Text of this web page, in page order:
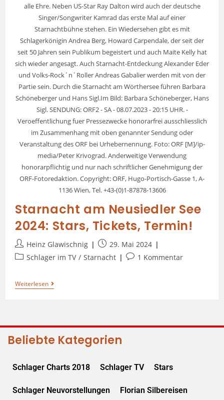
alle Ehre. Neben US-Star Ray Dalton wird auch der deutsche
Singer/Songwriter Kamrad das erste Mal auf einer
Starnachtbühne stehen. Ein Wiedersehen gibt es mit
Schlagerkönigin Andrea Berg, Howard Carpendale, der seit der
seit 50 Jahren sein Publikum begeistert und auch Maite Kelly hat
sich wieder angesagt. Auch Starnacht-Entdeckung Alexander Eder
und Volks-Rock´n´Roller Andreas Gabalier werden mit von der
Partie sein. Durch die Starnacht am Wörthersee führen Barbara
Schöneberger und Hans Sigl.Im Bild: Barbara Schöneberger, Hans
Sigl. SENDUNG: ORF2 - SA - 08.07.2023 - 20:15 UHR. -
Veroeffentlichung fuer Pressezwecke honorarfrei ausschliesslich
im Zusammenhang mit oben genannter Sendung oder
Veranstaltung des ORF bei Urhebernennung. Foto: ORF [M]/ip-
media/Peter Krivograd. Anderweitige Verwendung
honorarpflichtig und nur nach schriftlicher Genehmigung der
ORF-Fotoredaktion. Copyright: ORF, Hugo-Portisch-Gasse 1, A-
1136 Wien, Tel. +43-(0)1-87878-13606
Starnacht am Neusiedler See
2024: Stars, Tickets, Termin!
Heinz Glawischnig
29. Mai 2024
Schlager im TV / Starnacht 1 Kommentar
Weiterlesen
Beliebte Kategorien
Schlager Charts 2018 Schlager TV Stars
Schlager Neuvorstellungen Florian Silbereisen